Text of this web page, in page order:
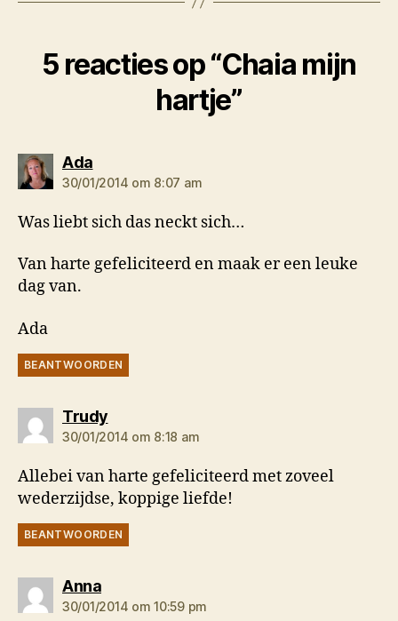
5 reacties op “Chaia mijn
hartje”
Adazegt:
30/01/2014 om 8:07 am
Was liebt sich das neckt sich…
Van harte gefeliciteerd en maak er een leuke
dag van.
Ada
BEANTWOORDEN
Trudyzegt:
30/01/2014 om 8:18 am
Allebei van harte gefeliciteerd met zoveel
wederzijdse, koppige liefde!
BEANTWOORDEN
Annazegt:
30/01/2014 om 10:59 pm